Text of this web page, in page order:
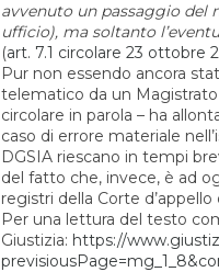
avvenuto un passaggio
ufficio), ma soltanto
(art. 7.1 circolare 23 ottobre
Pur non essendo ancora
telematico da un Magistrato
circolare in parola – ha
caso di errore materiale
DGSIA riescano in tempi
del fatto che, invece, è ad
registri della Corte
Per una lettura del testo
Giustizia: https://